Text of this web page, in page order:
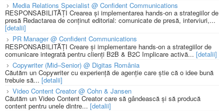
Media Relations Specialist @ Confident Communications
RESPONSABILITĂȚI Crearea și implementarea hands-on a strategiilor de
presă Redactarea de conținut editorial: comunicate de presă, interviuri,...
[detalii]
PR Manager @ Confident Communications
RESPONSABILITĂȚI Creare și implementare hands-on a strategiilor de
comunicare integrată pentru clienți B2B & B2C Implicare activă... [detalii]
Copywriter (Mid–Senior) @ Digitas România
Căutăm un Copywriter cu experiență de agenție care știe că o idee bună
trebuie să... [detalii]
Video Content Creator @ Cohn & Jansen
Căutăm un Video Content Creator care să gândească și să producă
content pentru unele dintre... [detalii]